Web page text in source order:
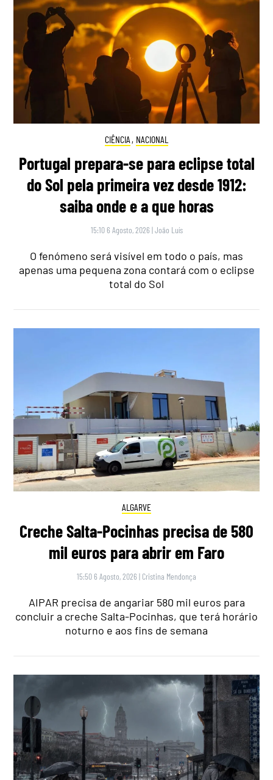
CIÊNCIA , NACIONAL
Portugal prepara-se para eclipse total
do Sol pela primeira vez desde 1912:
saiba onde e a que horas
15:10 6 Agosto, 2026 |João Luís
O fenómeno será visível em todo o país, mas
apenas uma pequena zona contará com o eclipse
total do Sol
ALGARVE
Creche Salta-Pocinhas precisa de 580
mil euros para abrir em Faro
15:50 6 Agosto, 2026 | Cristina Mendonça
AIPAR precisa de angariar 580 mil euros para
concluir a creche Salta-Pocinhas, que terá horário
noturno e aos fins de semana